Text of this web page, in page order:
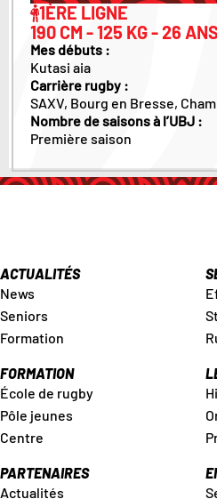
1ÈRE LIGNE
190 CM - 125 KG - 26 ANS
Mes débuts :
Kutasi aia
Carrière rugby :
SAXV, Bourg en Bresse,
Nombre de saisons à l’UBJ :
Première saison
ACTUALITÉS
News
Seniors
Formation
FORMATION
École de rugby
Pôle jeunes
Centre
PARTENAIRES
Actualités